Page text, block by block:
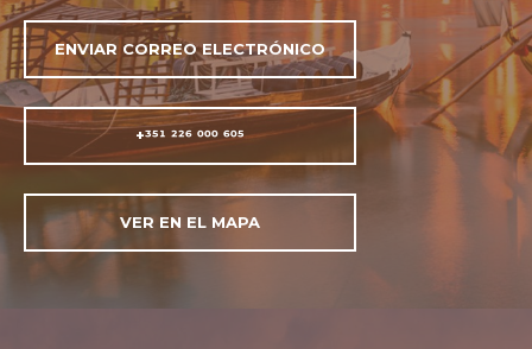
ENVIAR CORREO ELECTRÓNICO
+351 226 000 605
VER EN EL MAPA